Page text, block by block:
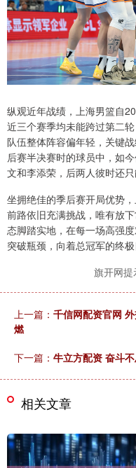
纵观近年战绩，上海男篮自
近三个赛季均未能跨过第二
队伍整体阵容偏年轻，关键
后赛半决赛时的球员中，如
文和李添荣，后两人彼时还只
坐拥绝佳的季后赛开局优势
前路依旧充满挑战，唯有放
态脚踏实地，在每一场高强
突破瓶颈，向着总冠军的终极
旗开网提
上一篇： 千信网配资官网
燃
下一篇： 牛立方配资 奋斗
相关文章